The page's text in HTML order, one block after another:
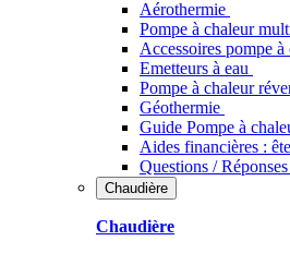
Aérothermie
Pompe à chaleur
Accessoires pompe
Emetteurs à eau
Pompe à chaleur
Géothermie
Guide Pompe à
Aides financières :
Questions /
Chaudière
Chaudière